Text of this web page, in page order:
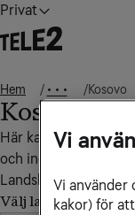
Privat
Hem • • • Kosovo
Kosovo
Här kan du se vad
och inom Kosovo.
Landskod: +383
Välj land
Vi
Vi använder
kakor) för